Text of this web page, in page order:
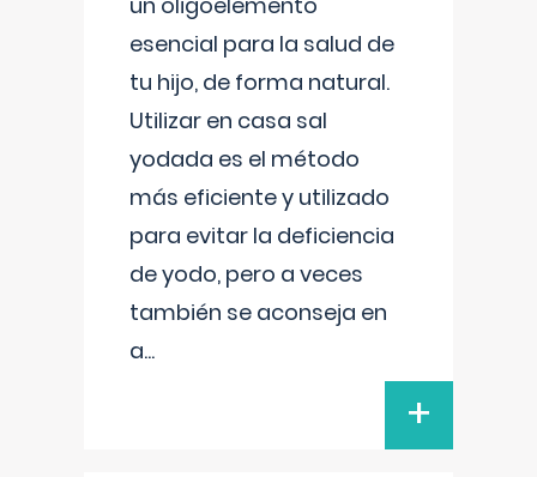
esencial para la salud de
tu hijo, de forma natural.
Utilizar en casa sal
yodada es el método
más eficiente y utilizado
para evitar la deficiencia
de yodo, pero a veces
también se aconseja en
a...
+